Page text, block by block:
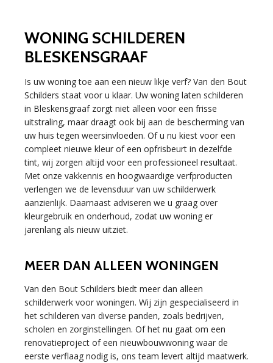
WONING SCHILDEREN
BLESKENSGRAAF
Is uw woning toe aan een nieuw likje verf? Van den Bout
Schilders staat voor u klaar. Uw woning laten schilderen
in Bleskensgraaf zorgt niet alleen voor een frisse
uitstraling, maar draagt ook bij aan de bescherming van
uw huis tegen weersinvloeden. Of u nu kiest voor een
compleet nieuwe kleur of een opfrisbeurt in dezelfde
tint, wij zorgen altijd voor een professioneel resultaat.
Met onze vakkennis en hoogwaardige verfproducten
verlengen we de levensduur van uw schilderwerk
aanzienlijk. Daarnaast adviseren we u graag over
kleurgebruik en onderhoud, zodat uw woning er
jarenlang als nieuw uitziet.
MEER DAN ALLEEN WONINGEN
Van den Bout Schilders biedt meer dan alleen
schilderwerk voor woningen. Wij zijn gespecialiseerd in
het schilderen van diverse panden, zoals bedrijven,
scholen en zorginstellingen. Of het nu gaat om een
renovatieproject of een nieuwbouwwoning waar de
eerste verflaag nodig is, ons team levert altijd maatwerk.